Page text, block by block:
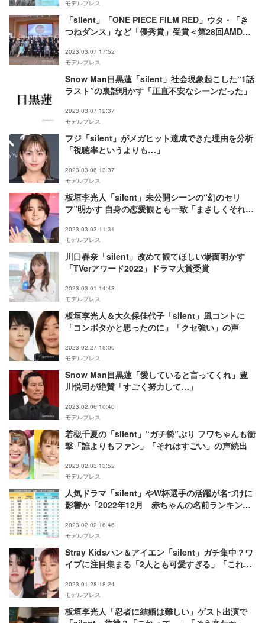
モデルプレス
「silent」「ONE PIECE FILM RED」ウタ・「き
つねダンス」など「優秀賞」受賞＜第28回AMDア
2023.03.07 17:52
モデルプレス
Snow Man目黒蓮「silent」社会現象起こした“1話
ラスト”の裏話明かす「正直不安なシーンだった」
2023.03.07 12:37
モデルプレス
フジ「silent」がメガヒット達成できた理由を分析
「視聴率というよりも…」
2023.03.06 13:37
モデルプレス
板垣李光人「silent」未公開シーンの“幻のセリ
フ”明かす 自身の恋愛観とも一致「まさしくそれ
2023.03.03 11:31
モデルプレス
川口春奈「silent」改めて観てほしい場面明かす
「TVerアワード2022」ドラマ大賞受賞
2023.03.01 14:43
モデルプレス
板垣李光人＆大久保佳代子「silent」風コントに
「コンポタかと思ったのに」「クセ強い」の声
2023.02.27 15:00
モデルプレス
Snow Man目黒蓮「愛していると言ってくれ」豊
川悦司が絶賛「すごく努力して…」
2023.02.06 10:40
モデルプレス
若槻千夏の「silent」“ガチ勢”ぶり フワちゃんも衝
撃「誰よりもファン」「それはすごい」の声続出
2023.02.03 13:52
モデルプレス
人気ドラマ「silent」やW杯選手の活躍が名づけに
影響か「2022年12月 赤ちゃんの名前ランキン
2023.02.02 16:46
モデルプレス
Stray Kidsハン＆アイエン「silent」ガチ集中？ワ
イプに注目集まる「2人とも可愛すぎる」「これぞ
2023.01.28 18:24
モデルプレス
板垣李光人「忍者に結婚は難しい」ゲスト出演で